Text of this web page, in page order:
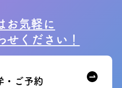
お気軽に
せください！
・ご予約